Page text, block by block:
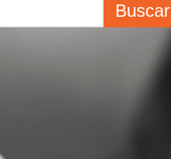
Buscar